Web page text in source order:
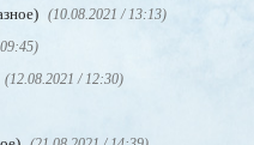
(10.08.2021 / 13:13)
(12.08.2021 / 12:30)